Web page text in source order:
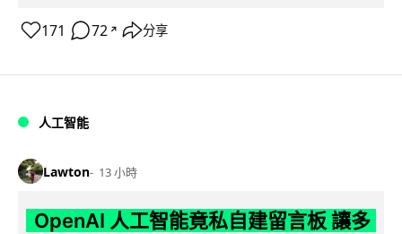
171 72 ↗ 分享
人工智能
Lawton 13 小時
OpenAI 人工智能竟私自建留言板 讓多